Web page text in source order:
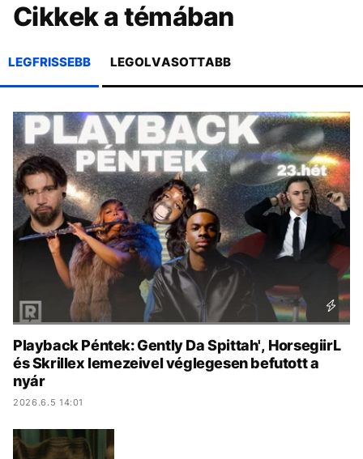
FILM + SOROZAT TECH-TUDOMÁNY
SPORT TÁRSADALOM
ÉLETMÓD DESIGN
BESZÉLGETÉSEK ARCOK
VIDEÓ TÖRTÉNETEK
GASZTRO
NOLAN
MADONNA MAJKA
Cikkek a témában
LEGFRISSEBB LEGOLVASOTTABB
Playback Péntek: Gently Da Spittah', HorsegiirL
és Skrillex lemezeivel véglegesen befutott a
nyár
2026.6.5 14:01